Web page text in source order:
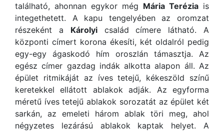
található, ahonnan egykor még Mária Terézia is
integethetett. A kapu tengelyében az oromzat
részeként a Károlyicsalád címere látható. A
központi címert korona ékesíti, két oldalról pedig
egy-egy ágaskodó hím oroszlán támasztja. Az
egész címer gazdag indák alkotta alapon áll. Az
épület ritmikáját az íves tetejű, kékeszöld színű
keretekkel ellátott ablakok adják. Az egyforma
méretű íves tetejű ablakok sorozatát az épület két
sarkán, az emeleti három ablak töri meg, ahol
négyzetes lezárású ablakok kaptak helyet. A